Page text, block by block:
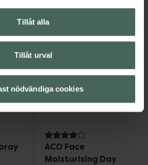
Tillåt alla
Tillåt urval
nödvändiga cookies
Caring Shower Oil, 119 kr.
Tidigare pris:183 kr
4 av 5 i omdöme
ACO Face
Moisturising Day